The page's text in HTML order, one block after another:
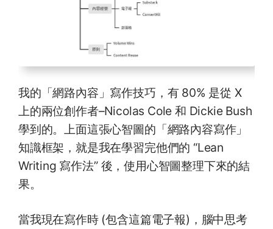
我的「網路內容」寫作技巧，有 80% 是從 X
上的兩位創作者–Nicolas Cole 和 Dickie Bush
學到的。上面這張心智圖的「網路內容寫作」
知識框架，就是我在學習完他們的 “Lean
Writing 寫作法” 後，使用心智圖整理下來的結
果。
當我現在寫作時 (包含這篇電子報)，腦中思考